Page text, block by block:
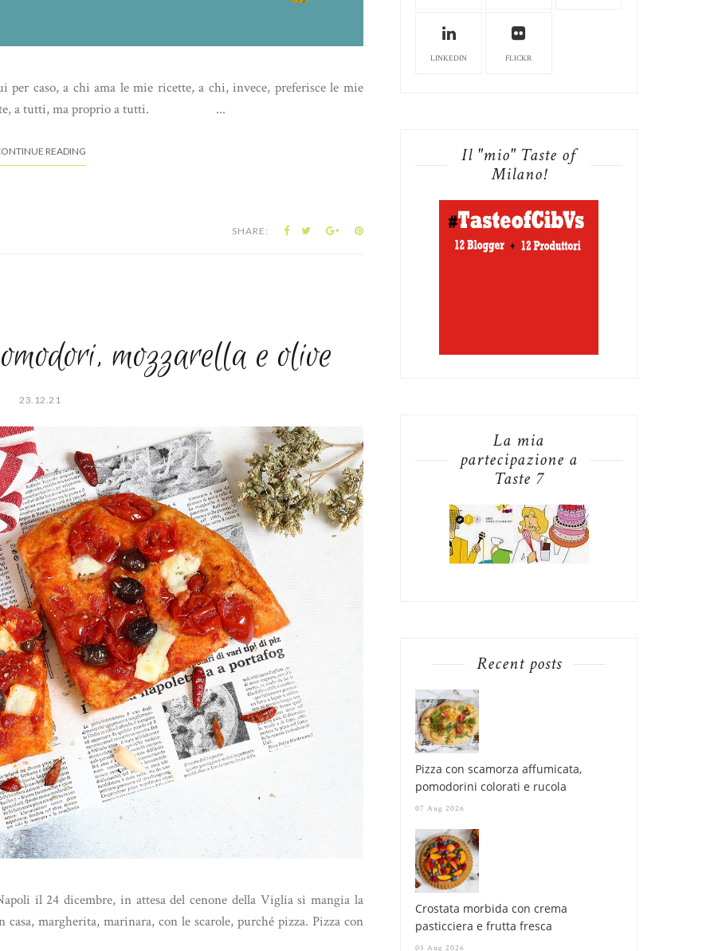
per caso, a chi ama le mie ricette, a chi, invece, preferisce le mie
niente, a tutti, ma proprio a tutti. ...
READING
SHARE:
mozzarella e olive
23.12.21
il 24 dicembre, in attesa del cenone della Viglia si mangia la
margherita, marinara, con le scarole, purché pizza. Pizza con
LINKEDIN FLICKR
Il "mio" Taste of
Milano!
La mia
partecipazione a
Taste 7
Recent posts
Pizza con scamorza affumicata,
pomodorini colorati e rucola
07 Aug 2026
Crostata morbida con crema
pasticciera e frutta fresca
05 Aug 2026